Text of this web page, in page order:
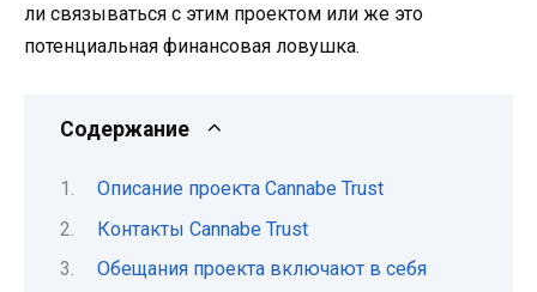
ли связываться с этим проектом или же это
потенциальная финансовая ловушка.
Содержание
Описание проекта Cannabe Trust
Контакты Cannabe Trust
Обещания проекта включают в себя